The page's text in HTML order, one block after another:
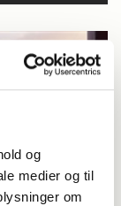
og
medier og til
om